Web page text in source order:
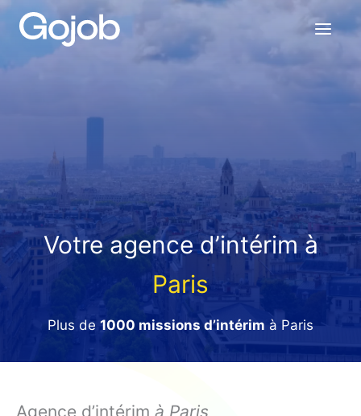
Aller
Votre agence d’intérim à
Paris
Plus de 1000 missions d’intérim à Paris
Agence d’intérim à Paris